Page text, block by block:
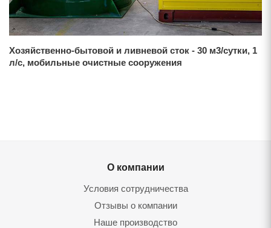
Хозяйственно-бытовой и ливневой сток - 30 м3/сутки, 1
л/с, мобильные очистные сооружения
О компании
Условия сотрудничества
Отзывы о компании
Наше производство